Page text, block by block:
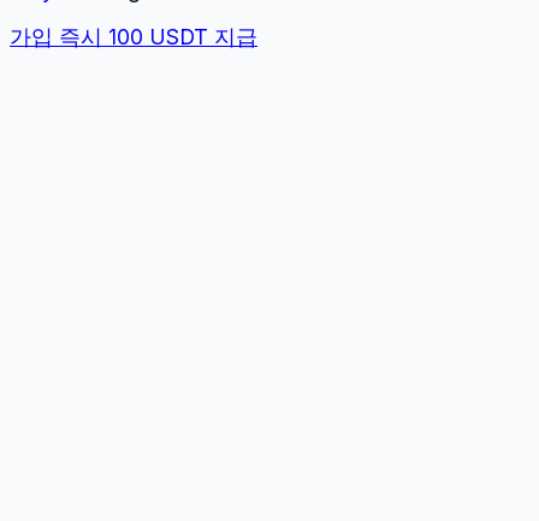
가입 즉시 100 USDT 지급